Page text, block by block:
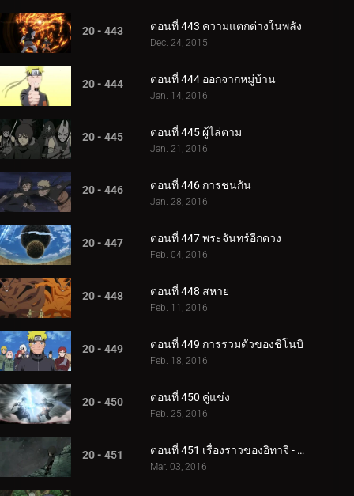
20 - 443 ตอนที่ 443 ความแตกต่างในพลัง
Dec. 24, 2015
20 - 444 ตอนที่ 444 ออกจากหมู่บ้าน
Jan. 14, 2016
20 - 445 ตอนที่ 445 ผู้ไล่ตาม
Jan. 21, 2016
20 - 446 ตอนที่ 446 การชนกัน
Jan. 28, 2016
20 - 447 ตอนที่ 447 พระจันทร์อีกดวง
Feb. 04, 2016
20 - 448 ตอนที่ 448 สหาย
Feb. 11, 2016
20 - 449 ตอนที่ 449 การรวมตัวของชิโนบิ
Feb. 18, 2016
20 - 450 ตอนที่ 450 คู่แข่ง
Feb. 25, 2016
20 - 451 ตอนที่ 451 เรื่องราวของอิทาจิ - แสงสว่างและความมืด: การเกิดและการตาย
Mar. 03, 2016